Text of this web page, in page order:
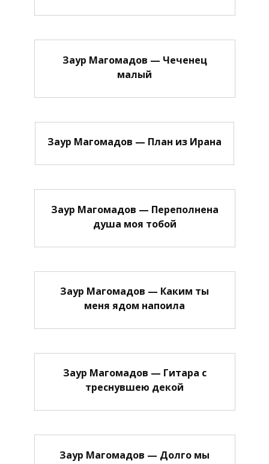
Заур Магомадов — Чеченец
малый
Заур Магомадов — План из Ирана
Заур Магомадов — Переполнена
душа моя тобой
Заур Магомадов — Каким ты
меня ядом напоила
Заур Магомадов — Гитара с
треснувшею декой
Заур Магомадов — Долго мы